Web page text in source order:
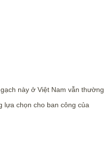
này ở Việt Nam vẫn thường
lựa chọn cho ban công của